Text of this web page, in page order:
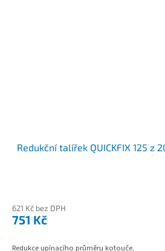
Redukční talířek QUICKFIX 125 z
621 Kč bez DPH
751 Kč
Redukce upínacího průměru kotouče.